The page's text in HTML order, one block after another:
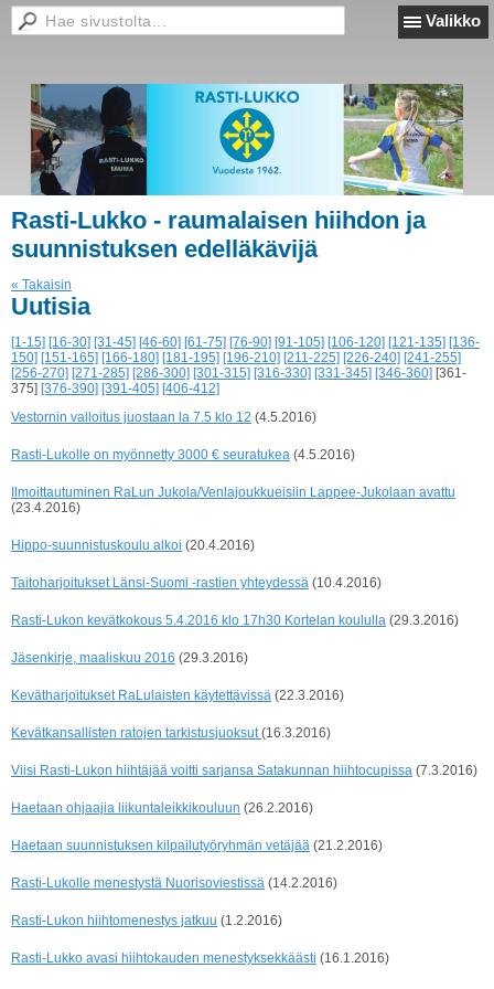
Valikko
Rasti-Lukko - raumalaisen hiihdon ja
suunnistuksen edelläkävijä
« Takaisin
Uutisia
[1-15] [16-30] [31-45] [46-60] [61-75] [76-90] [91-105] [106-120] [121-135] [136-
150] [151-165] [166-180] [181-195] [196-210] [211-225] [226-240] [241-255]
[256-270] [271-285] [286-300] [301-315] [316-330] [331-345] [346-360] [361-
375] [376-390] [391-405] [406-412]
Vestornin valloitus juostaan la 7.5 klo 12 (4.5.2016)
Rasti-Lukolle on myönnetty 3000 € seuratukea (4.5.2016)
Ilmoittautuminen RaLun Jukola/Venlajoukkueisiin Lappee-Jukolaan avattu
(23.4.2016)
Hippo-suunnistuskoulu alkoi (20.4.2016)
Taitoharjoitukset Länsi-Suomi -rastien yhteydessä (10.4.2016)
Rasti-Lukon kevätkokous 5.4.2016 klo 17h30 Kortelan koululla (29.3.2016)
Jäsenkirje, maaliskuu 2016 (29.3.2016)
Kevätharjoitukset RaLulaisten käytettävissä (22.3.2016)
Kevätkansallisten ratojen tarkistusjuoksut(16.3.2016)
Viisi Rasti-Lukon hiihtäjää voitti sarjansa Satakunnan hiihtocupissa (7.3.2016)
Haetaan ohjaajia liikuntaleikkikouluun (26.2.2016)
Haetaan suunnistuksen kilpailutyöryhmän vetäjää (21.2.2016)
Rasti-Lukolle menestystä Nuorisoviestissä (14.2.2016)
Rasti-Lukon hiihtomenestys jatkuu (1.2.2016)
Rasti-Lukko avasi hiihtokauden menestyksekkäästi (16.1.2016)